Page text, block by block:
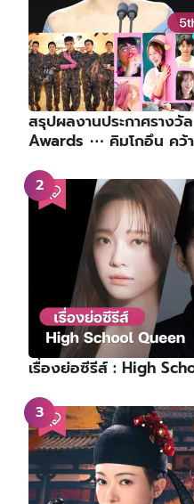
สรุปผลงานประกาศราง
Awards ⋯ คิมโกอึน คว้
เรื่องย่อซีรีส์ : High